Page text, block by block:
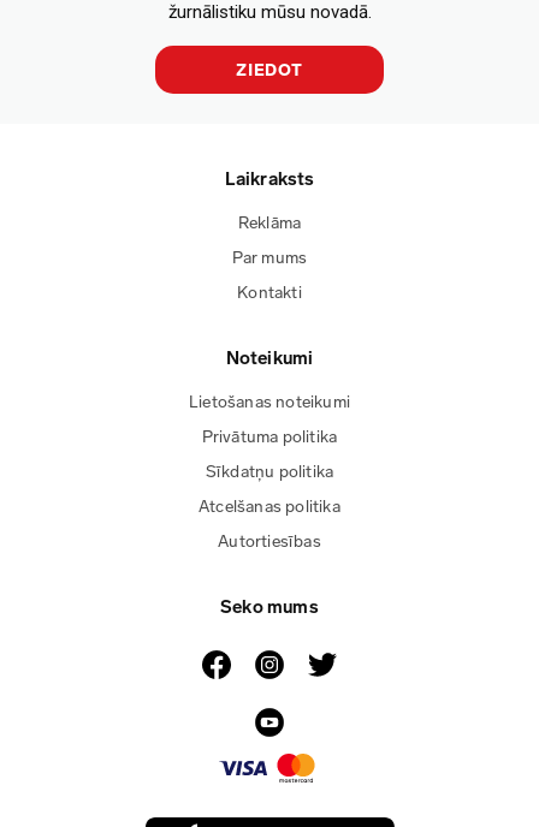
žurnālistiku mūsu novadā.
ZIEDOT
Laikraksts
Reklāma
Par mums
Kontakti
Noteikumi
Lietošanas noteikumi
Privātuma politika
Sīkdatņu politika
Atcelšanas politika
Autortiesības
Seko mums